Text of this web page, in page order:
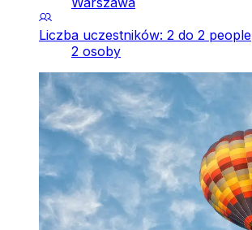
Liczba uczestników: 2 do 2 people
2 osoby